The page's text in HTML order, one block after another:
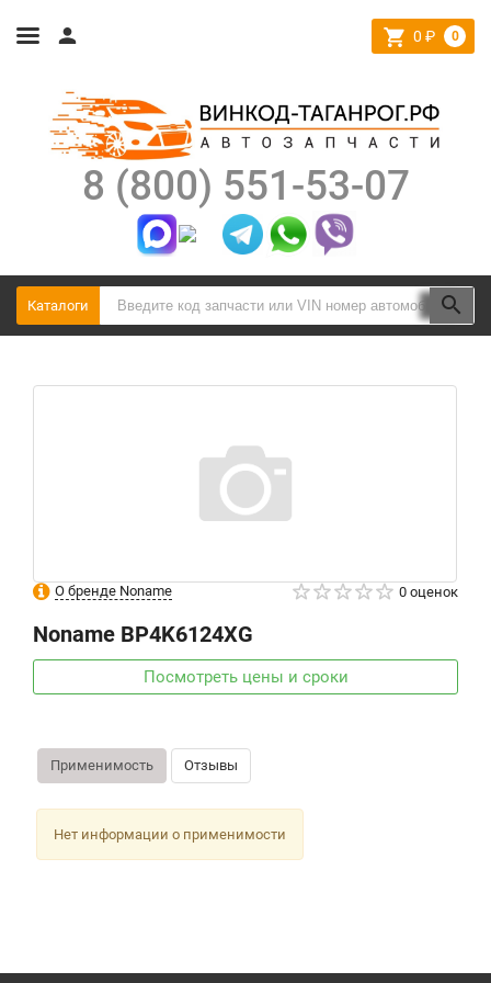
0 ₽ 0
8 (800) 551-53-07
Каталоги
О бренде Noname 0 оценок
Noname BP4K6124XG
Посмотреть цены и сроки
Применимость Отзывы
Нет информации о применимости